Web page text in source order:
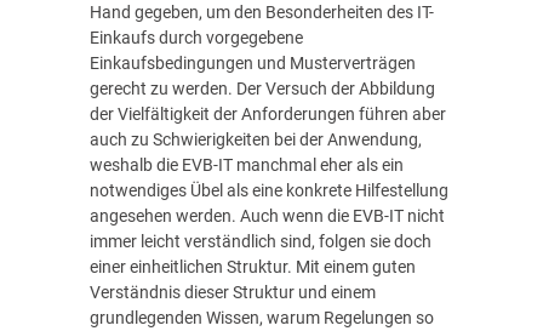
Hand gegeben, um den Besonderheiten des IT-
Einkaufs durch vorgegebene
Einkaufsbedingungen und Musterverträgen
gerecht zu werden. Der Versuch der Abbildung
der Vielfältigkeit der Anforderungen führen aber
auch zu Schwierigkeiten bei der Anwendung,
weshalb die EVB-IT manchmal eher als ein
notwendiges Übel als eine konkrete Hilfestellung
angesehen werden. Auch wenn die EVB-IT nicht
immer leicht verständlich sind, folgen sie doch
einer einheitlichen Struktur. Mit einem guten
Verständnis dieser Struktur und einem
grundlegenden Wissen, warum Regelungen so